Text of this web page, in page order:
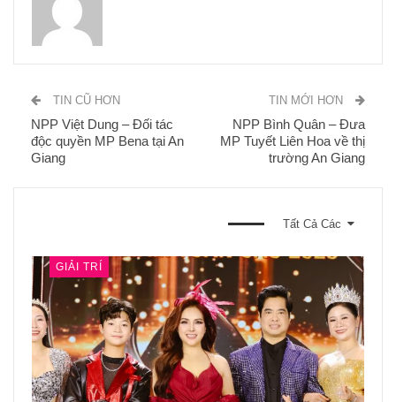
TIN CŨ HƠN
NPP Việt Dung – Đối tác
độc quyền MP Bena tại An
Giang
TIN MỚI HƠN
NPP Bình Quân – Đưa
MP Tuyết Liên Hoa về thị
trường An Giang
Tất Cả Các
GIẢI TRÍ